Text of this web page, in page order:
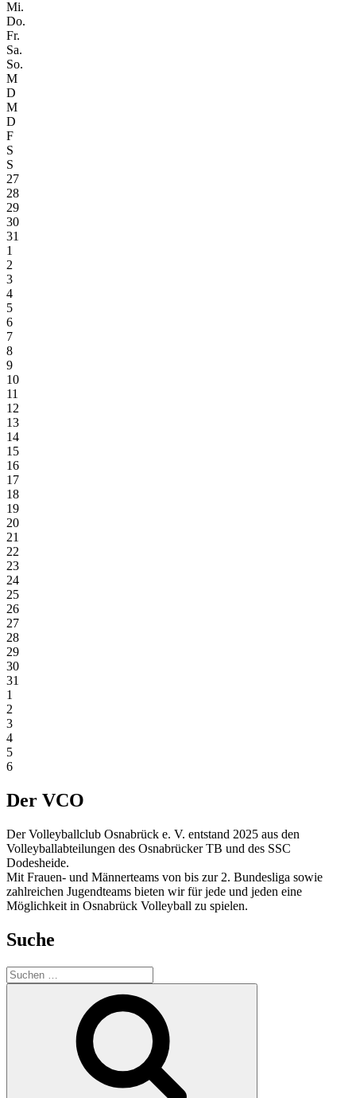
Mi.
Do.
Fr.
Sa.
So.
M
D
M
D
F
S
S
27
28
29
30
31
1
2
3
4
5
6
7
8
9
10
11
12
13
14
15
16
17
18
19
20
21
22
23
24
25
26
27
28
29
30
31
1
2
3
4
5
6
Der VCO
Der Volleyballclub Osnabrück e. V. entstand 2025 aus den
Volleyballabteilungen des Osnabrücker TB und des SSC
Dodesheide.
Mit Frauen- und Männerteams von bis zur 2. Bundesliga sowie
zahlreichen Jugendteams bieten wir für jede und jeden eine
Möglichkeit in Osnabrück Volleyball zu spielen.
Suche
Suchen
nach: